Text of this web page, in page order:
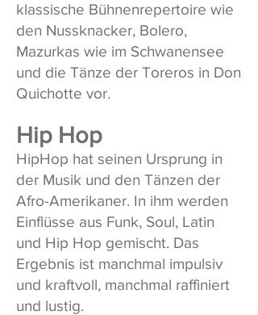
klassische Bühnenrepertoire wie
den Nussknacker, Bolero,
Mazurkas wie im Schwanensee
und die Tänze der Toreros in Don
Quichotte vor.
Hip Hop
HipHop hat seinen Ursprung in
der Musik und den Tänzen der
Afro-Amerikaner. In ihm werden
Einflüsse aus Funk, Soul, Latin
und Hip Hop gemischt. Das
Ergebnis ist manchmal impulsiv
und kraftvoll, manchmal raffiniert
und lustig.